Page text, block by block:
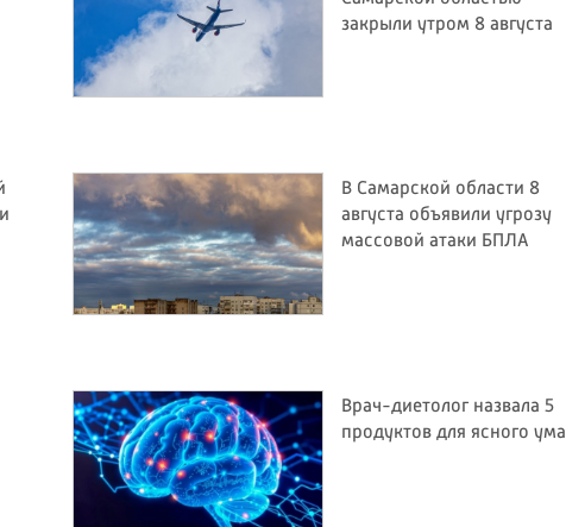
закрыли утром 8 августа
В Самарской области 8
августа объявили угрозу
массовой атаки БПЛА
Врач-диетолог назвала 5
продуктов для ясного ума